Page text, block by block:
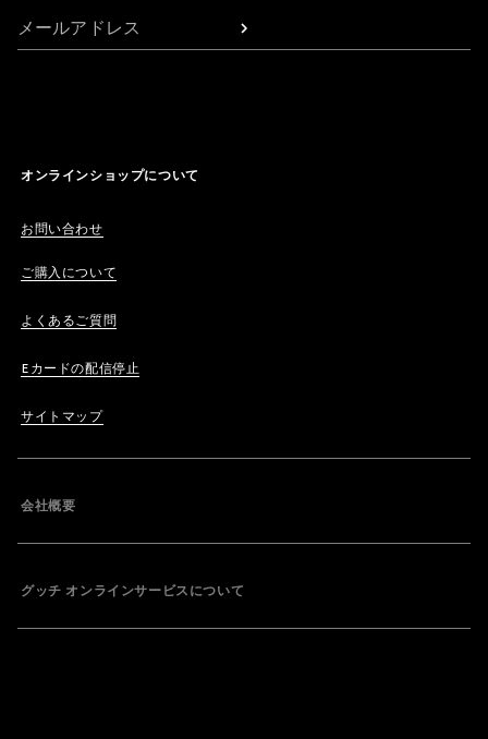
メールアドレス
オンラインショップについて
お問い合わせ
ご購入について
よくあるご質問
Eカードの配信停止
サイトマップ
会社概要
グッチ オンラインサービスについて